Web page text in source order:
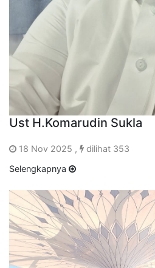
Ust H.Komarudin Sukla
18 Nov 2025 ,
dilihat 353
Selengkapnya